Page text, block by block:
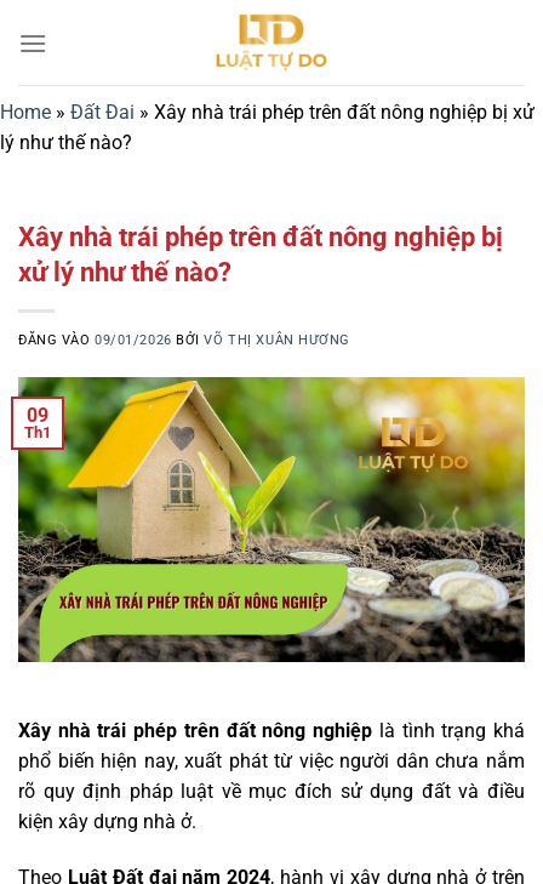
qua
dung
Home » Đất Đai » Xây nhà trái phép trên đất nông nghiệp bị xử
lý như thế nào?
Xây nhà trái phép trên đất nông nghiệp bị
xử lý như thế nào?
ĐĂNG VÀO09/01/2026 BỞIVÕ THỊ XUÂN HƯƠNG
09
Th1
Xây nhà trái phép trên đất nông nghiệp là tình trạng khá
phổ biến hiện nay, xuất phát từ việc người dân chưa nắm
rõ quy định pháp luật về mục đích sử dụng đất và điều
kiện xây dựng nhà ở.
Theo Luật Đất đai năm 2024, hành vi xây dựng nhà ở trên